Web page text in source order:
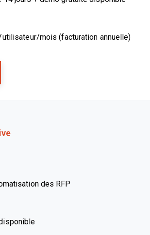
mois (facturation annuelle)
des RFP